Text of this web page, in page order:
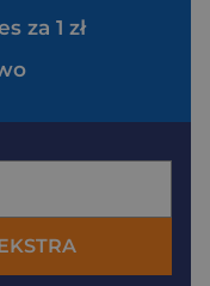
za 1 zł